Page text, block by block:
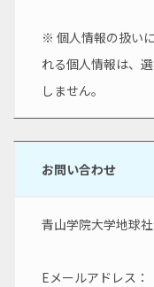
※ 個人情報の扱い
れる個人情報は、
しません。
お問い合わせ
青山学院大学地球
Eメールアドレス